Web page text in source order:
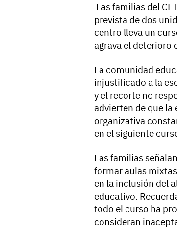
Las familias del
prevista de dos
centro lleva un
agrava el deterioro
La comunidad
injustificado a la
y el recorte no
advierten de que
organizativa
en el siguiente
Las familias
formar aulas
en la inclusión del
educativo.
todo el curso ha
consideran